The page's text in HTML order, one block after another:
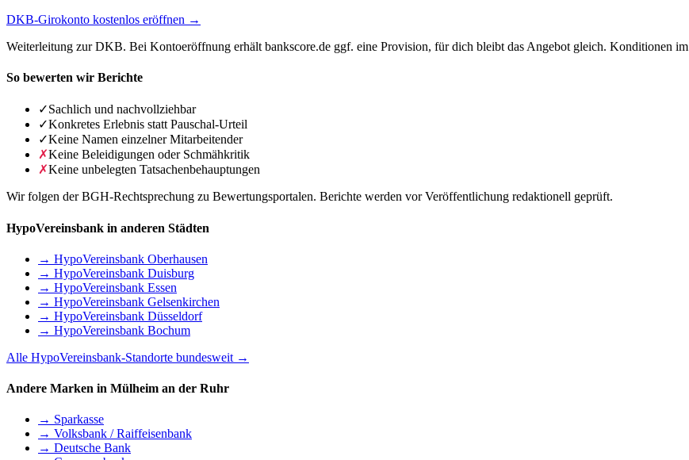
DKB-Girokonto kostenlos eröffnen →
Weiterleitung zur DKB. Bei Kontoeröffnung erhält bankscore.de ggf. eine Provision, für dich bleibt das Angebot gleich. Konditionen im
So bewerten wir Berichte
✓Sachlich und nachvollziehbar
✓Konkretes Erlebnis statt Pauschal-Urteil
✓Keine Namen einzelner Mitarbeitender
✗Keine Beleidigungen oder Schmähkritik
✗Keine unbelegten Tatsachenbehauptungen
Wir folgen der BGH-Rechtsprechung zu Bewertungsportalen. Berichte werden vor Veröffentlichung redaktionell geprüft.
HypoVereinsbank in anderen Städten
→ HypoVereinsbank Oberhausen
→ HypoVereinsbank Duisburg
→ HypoVereinsbank Essen
→ HypoVereinsbank Gelsenkirchen
→ HypoVereinsbank Düsseldorf
→ HypoVereinsbank Bochum
Alle HypoVereinsbank-Standorte bundesweit →
Andere Marken in Mülheim an der Ruhr
→ Sparkasse
→ Volksbank / Raiffeisenbank
→ Deutsche Bank